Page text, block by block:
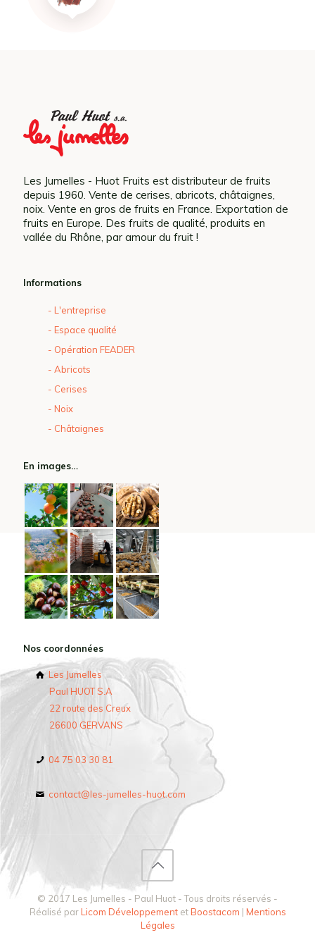
Les Jumelles - Huot Fruits est distributeur de fruits
depuis 1960. Vente de cerises, abricots, châtaignes,
noix. Vente en gros de fruits en France. Exportation de
fruits en Europe. Des fruits de qualité, produits en
vallée du Rhône, par amour du fruit !
Informations
- L'entreprise
- Espace qualité
- Opération FEADER
- Abricots
- Cerises
- Noix
- Châtaignes
En images…
Nos coordonnées
Les Jumelles
Paul HUOT S.A
22 route des Creux
26600 GERVANS
04 75 03 30 81
contact@les-jumelles-huot.com
© 2017 Les Jumelles - Paul Huot - Tous droits réservés -
Réalisé parLicom DéveloppementetBoostacom | Mentions
Légales